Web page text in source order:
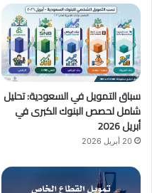
ك
سباق التمويل في السعودية: تحليل
شامل لحصص البنوك الكبرى في
أبريل 2026
20 أبريل 2026